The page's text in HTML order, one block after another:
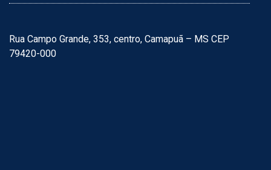
Rua Campo Grande, 353, centro, Camapuã – MS CEP
79420-000